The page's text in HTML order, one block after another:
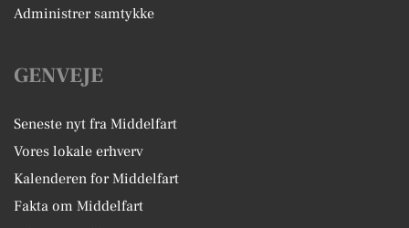
Administrer samtykke
GENVEJE
Seneste nyt fra Middelfart
Vores lokale erhverv
Kalenderen for Middelfart
Fakta om Middelfart